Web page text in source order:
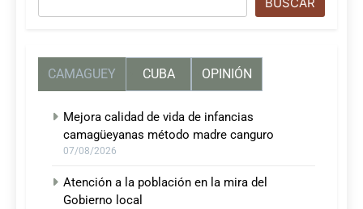
CAMAGUEY CUBA OPINIÓN
Mejora calidad de vida de infancias
camagüeyanas método madre canguro
07/08/2026
Atención a la población en la mira del
Gobierno local